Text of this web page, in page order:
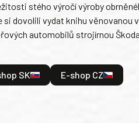
stého výročí výroby
si dovolili vydat knihu věnovanou
automobilů strojírnou Škoda
SK E-shop CZ